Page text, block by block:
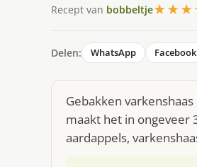
Recept van bobbeltje
Delen: WhatsApp Facebook
Gebakken
maakt het in ongeveer
aardappels,